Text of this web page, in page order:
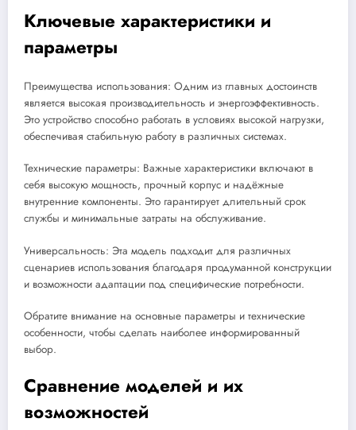
Ключевые характеристики и
параметры
Преимущества использования: Одним из главных достоинств
является высокая производительность и энергоэффективность.
Это устройство способно работать в условиях высокой нагрузки,
обеспечивая стабильную работу в различных системах.
Технические параметры: Важные характеристики включают в
себя высокую мощность, прочный корпус и надёжные
внутренние компоненты. Это гарантирует длительный срок
службы и минимальные затраты на обслуживание.
Универсальность: Эта модель подходит для различных
сценариев использования благодаря продуманной конструкции
и возможности адаптации под специфические потребности.
Обратите внимание на основные параметры и технические
особенности, чтобы сделать наиболее информированный
выбор.
Сравнение моделей и их
возможностей